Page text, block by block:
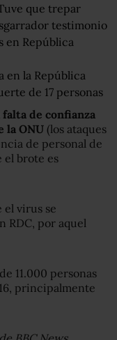
que trepar
testimonio
en República
en la República
de 17 personas
falta de confianza
la ONU (los ataques
de personal de
el brote es
el virus se
RDC, por aquel
11.000 personas
principalmente